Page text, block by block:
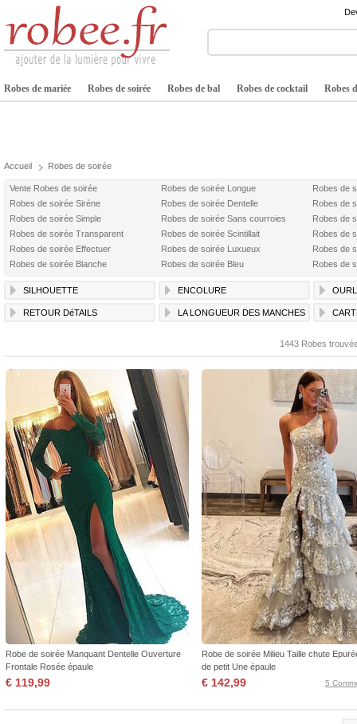
Robes de mariée Robes de soirée Robes de bal Robes de cocktail Robes
Accueil Robes de soirée
Vente Robes de soirée Robes de soirée Longue
Robes de
Robes de soirée Sirène
Robes de soirée Dentelle
Robes de
Robes de soirée Simple
Robes de soirée Sans courroies
Robes de
Robes de soirée Transparent
Robes de soirée Scintillait
Robes de
Robes de soirée Effectuer
Robes de soirée Luxueux
Robes de
Robes de soirée Blanche
Robes de soirée Bleu Robes de
SILHOUETTE ENCOLURE
RETOUR DéTAILS LA LONGUEUR DES MANCHES
1443 Robes
Robe de soirée Manquant Dentelle Ouverture
Frontale Rosée épaule
€ 119,99
Robe de soirée Milieu Taille chute
de petit Une épaule
€ 142,99 5